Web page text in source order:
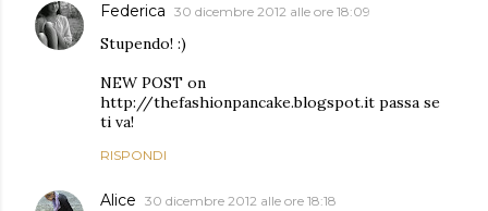
Federica 30 dicembre 2012 alle ore 18:09
Stupendo! :)
NEW POST on
http://thefashionpancake.blogspot.it passa se
ti va!
RISPONDI
Alice 30 dicembre 2012 alle ore 18:18